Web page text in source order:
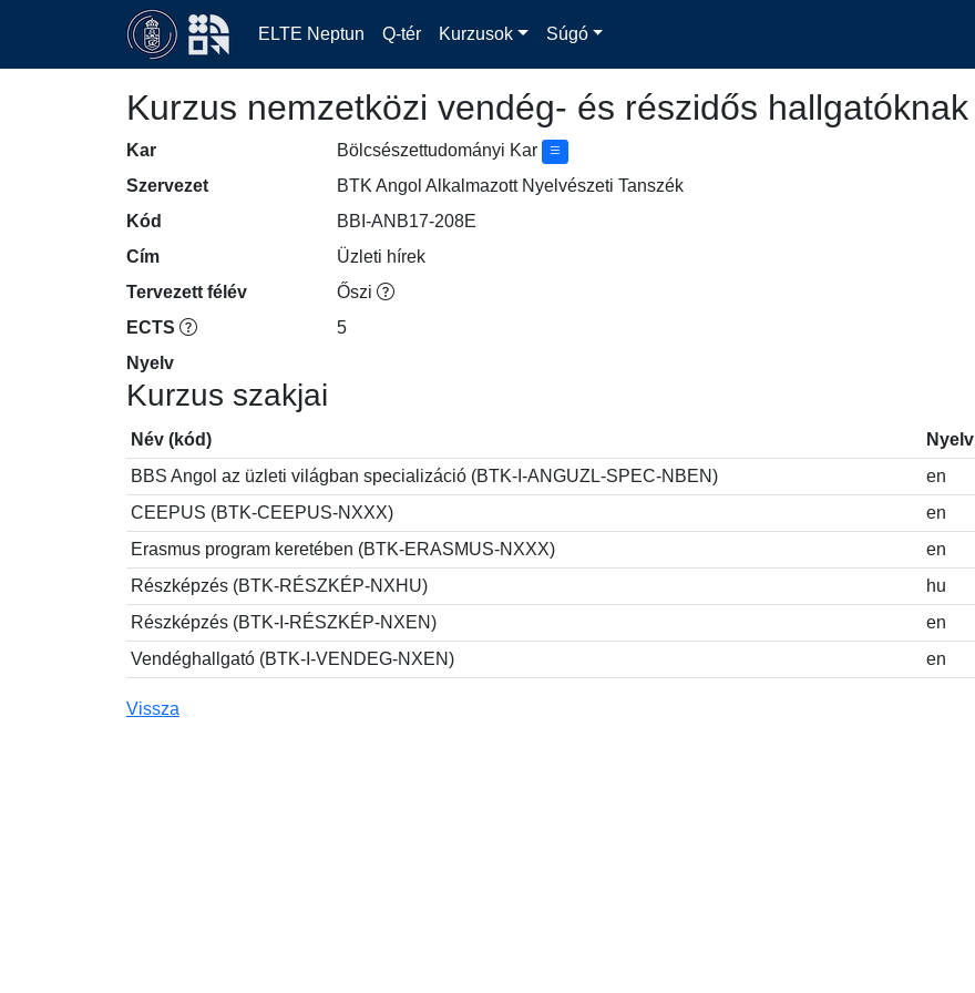
ELTE Neptun Q-tér Kurzusok Súgó
Kurzus nemzetközi vendég- és részidős hallgatóknak
Kar
Bölcsészettudományi Kar
Szervezet
BTK Angol Alkalmazott Nyelvészeti Tanszék
Kód
BBI-ANB17-208E
Cím
Üzleti hírek
Tervezett félév
Őszi
ECTS
5
Nyelv
Kurzus szakjai
Név (kód) Nyelv
BBS Angol az üzleti világban specializáció (BTK-I-ANGUZL-SPEC-NBEN)
en
CEEPUS (BTK-CEEPUS-NXXX)
en
Erasmus program keretében (BTK-ERASMUS-NXXX)
en
Részképzés (BTK-RÉSZKÉP-NXHU)
hu
Részképzés (BTK-I-RÉSZKÉP-NXEN)
en
Vendéghallgató (BTK-I-VENDEG-NXEN)
en
Vissza